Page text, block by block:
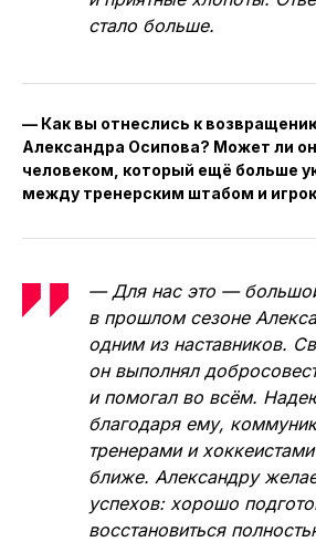
стало больше.
— Как вы отнеслись к
Александра Осипова? Может ли
человеком, который ещё больше
между тренерским штабом и
— Для нас это —
в прошлом сезоне
одним из наставников.
он выполнял
и помогал во всём.
благодаря ему,
тренерами и
ближе. Александру
успехов: хорошо
восстановиться